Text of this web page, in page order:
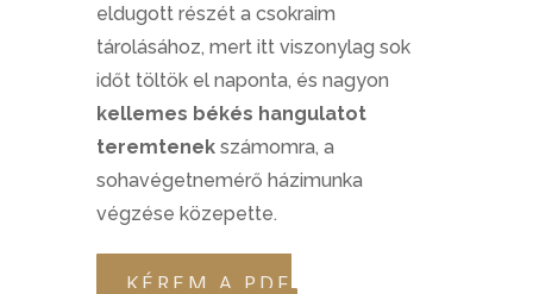
eldugott részét a csokraim
tárolásához, mert itt viszonylag sok
időt töltök el naponta, és nagyon
kellemes békés hangulatot
teremtenekszámomra, a
sohavégetnemérő házimunka
végzése közepette.
KÉREM A PDF